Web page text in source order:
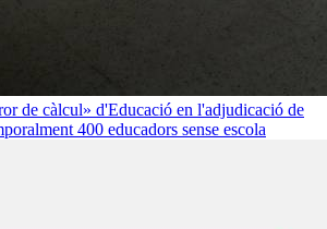
de càlcul» d'Educació en l'adjudicació de
400 educadors sense escola